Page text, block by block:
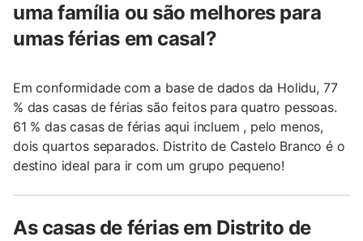
uma família ou são melhores para
umas férias em casal?
Em conformidade com a base de dados da Holidu, 77
% das casas de férias são feitos para quatro pessoas.
61 % das casas de férias aqui incluem , pelo menos,
dois quartos separados. Distrito de Castelo Branco é o
destino ideal para ir com um grupo pequeno!
As casas de férias em Distrito de